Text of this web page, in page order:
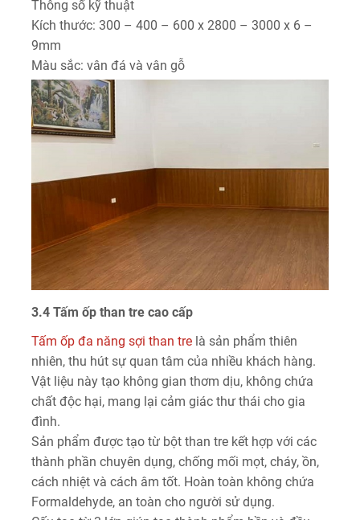
Thông số kỹ thuật
Kích thước: 300 – 400 – 600 x 2800 – 3000 x 6 –
9mm
Màu sắc: vân đá và vân gỗ
3.4 Tấm ốp than tre cao cấp
Tấm ốp đa năng sợi than tre là sản phẩm thiên
nhiên, thu hút sự quan tâm của nhiều khách hàng.
Vật liệu này tạo không gian thơm dịu, không chứa
chất độc hại, mang lại cảm giác thư thái cho gia
đình.
Sản phẩm được tạo từ bột than tre kết hợp với các
thành phần chuyên dụng, chống mối mọt, cháy, ồn,
cách nhiệt và cách âm tốt. Hoàn toàn không chứa
Formaldehyde, an toàn cho người sử dụng.